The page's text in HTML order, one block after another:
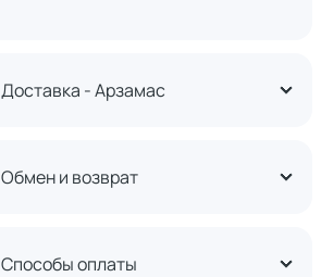
Доставка - Арзамас
Обмен и возврат
Способы оплаты